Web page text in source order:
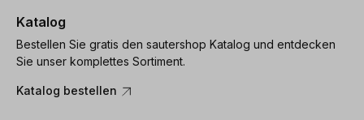
Katalog
Bestellen Sie gratis den sautershop Katalog und entdecken
Sie unser komplettes Sortiment.
Katalog bestellen